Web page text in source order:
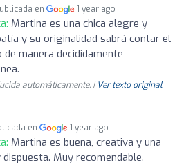
en 1 year ago
Martina es una chica alegre y
y su originalidad sabrá contar el
manera decididamente
automáticamente. | Ver texto original
en 1 year ago
Martina es buena, creativa y una
Muy recomendable.